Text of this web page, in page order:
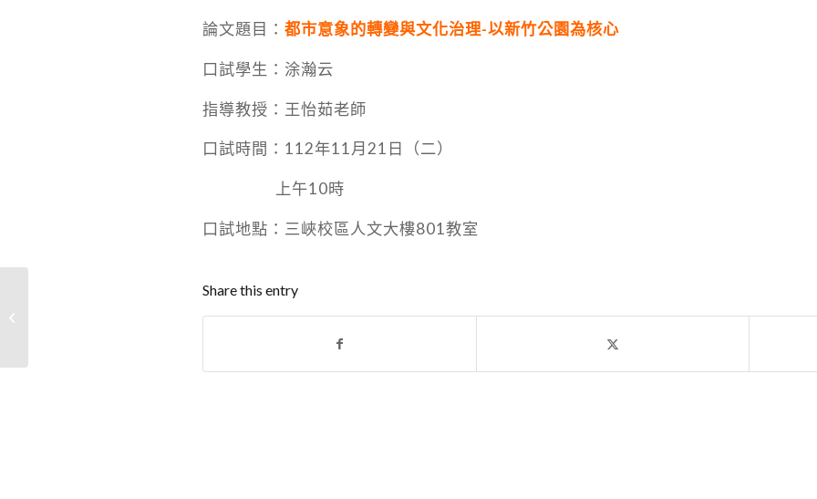
論文題目： 都市意象的轉變與文化治理-以新竹公園為核心
口試學生：涂瀚云
指導教授：王怡茹老師
口試時間：112年11月21日（二）
上午10時
口試地點：三峽校區人文大樓801教室
Share this entry